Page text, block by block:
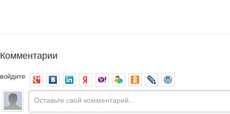
Комментарии
войдите